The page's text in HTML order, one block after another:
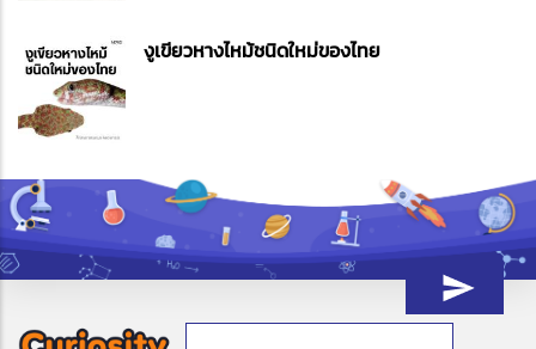
งูเขียวหางไหม้ชนิดใหม่ของไทย